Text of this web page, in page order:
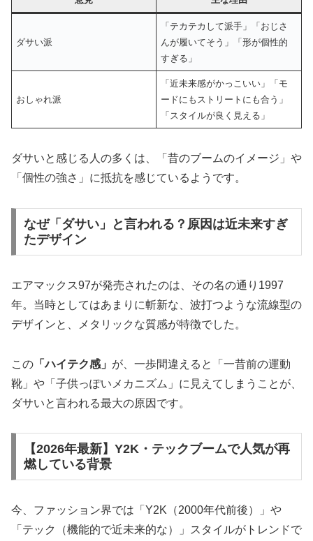
ダサい派
「テカテカして派手」「おじさ
んが履いてそう」「形が個性的
すぎる」
おしゃれ派
「近未来感がかっこいい」「モ
ードにもストリートにも合う」
「スタイルが良く見える」
ダサいと感じる人の多くは、「昔のブームのイメージ」や
「個性の強さ」に抵抗を感じているようです。
なぜ「ダサい」と言われる？原因は近未来すぎ
たデザイン
エアマックス97が発売されたのは、その名の通り1997
年。当時としてはあまりに斬新な、波打つような流線型の
デザインと、メタリックな質感が特徴でした。
この 「ハイテク感」 が、一歩間違えると「一昔前の運動
靴」や「子供っぽいメカニズム」に見えてしまうことが、
ダサいと言われる最大の原因です。
【2026年最新】Y2K・テックブームで人気が再
燃している背景
今、ファッション界では「Y2K（2000年代前後）」や
「テック（機能的で近未来的な）」スタイルがトレンドで